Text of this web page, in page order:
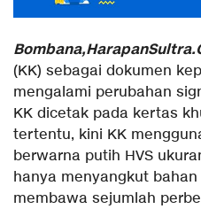
(KK) sebagai dokumen
mengalami perubahan
KK dicetak pada kertas
tertentu, kini KK
berwarna putih HVS
hanya menyangkut
membawa sejumlah